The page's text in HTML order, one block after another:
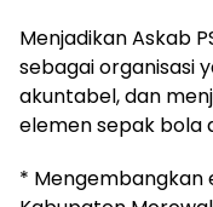
Menjadikan Askab
sebagai organisasi
akuntabel, dan
elemen sepak bola
* Mengembangkan